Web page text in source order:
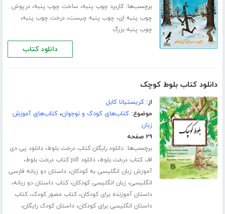
برچسب‌ها:کاربرد چوب پنبه، ساخت چوب پنبه،درپوش
چوب پنبه ای، چوب پنبه چیست،درخت چوب پنبه،
چوب پنبه بزرگ
دانلود کتاب
دانلود کتاب بلوط کوچک
از:کریستیانا کابل
موضوع:کتاب‌های کودک و نوجوان،کتاب‌های آموزش
زبان
۲۹ صفحه
برچسب‌ها:دانلود رایگان کتاب درخت بلوط،دانلود پی دی
اف کتاب درخت بلوط،دانلود pdf کتاب درخت بلوط ،
آموزش زبان انگلیسی به کودکان،داستان دو زبانه فارسی
انگلیسی، زبان انگلیسی کودکان،کتاب داستان دو زبانه،
داستان آموزنده برای کودکان،کتاب مصور کودک،کتاب
داستان انگلیسی برای کودکان،داستان کودک رایگان،